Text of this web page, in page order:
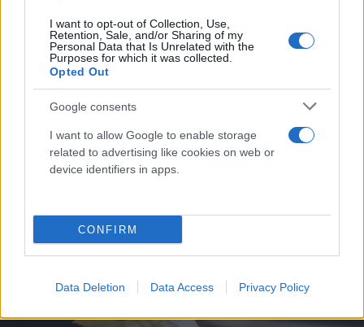
I want to opt-out of Collection, Use,
Retention, Sale, and/or Sharing of my
Personal Data that Is Unrelated with the
Purposes for which it was collected.
Opted Out
Google consents
I want to allow Google to enable storage
related to advertising like cookies on web or
device identifiers in apps.
CONFIRM
Data Deletion Data Access Privacy Policy
01.12.2023 14:06